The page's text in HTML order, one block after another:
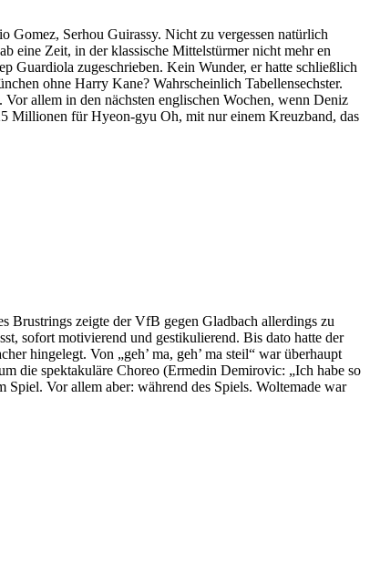
Serhou Guirassy. Nicht zu vergessen natürlich
eine Zeit, in der klassische Mittelstürmer nicht mehr en
Guardiola zugeschrieben. Kein Wunder, er hatte schließlich
ohne Harry Kane? Wahrscheinlich Tabellensechster.
allem in den nächsten englischen Wochen, wenn Deniz
Millionen für Hyeon-gyu Oh, mit nur einem Kreuzband, das
Brustrings zeigte der VfB gegen Gladbach allerdings zu
sofort motivierend und gestikulierend. Bis dato hatte der
hingelegt. Von „geh’ ma, geh’ ma steil“ war überhaupt
die spektakuläre Choreo (Ermedin Demirovic: „Ich habe so
Vor allem aber: während des Spiels. Woltemade war